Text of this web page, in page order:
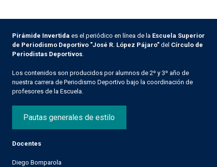
Pirámide Invertida es el periódico en línea de la Escuela Superior
de Periodismo Deportivo "José R. López Pájaro" del Círculo de
Periodistas Deportivos
Los contenidos son producidos por alumnos de 2º y 3º año de
nuestra carrera de Periodismo Deportivo bajo la coordinación de
profesores de la Escuela.
Pautas generales de estilo
Docentes
Diego Bomparola